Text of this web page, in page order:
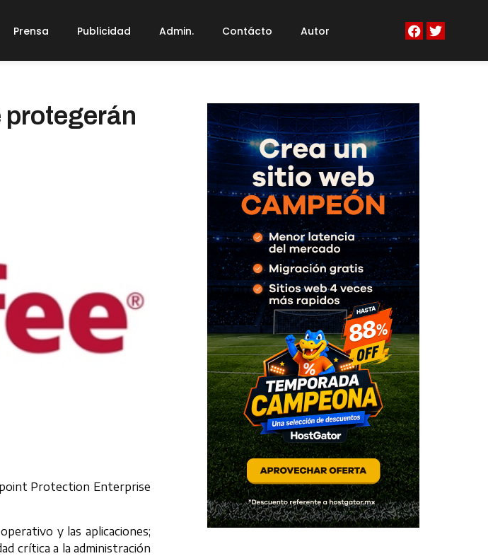
Prensa Publicidad Admin. Contácto Autor
protegerán
Protection Enterprise
y las aplicaciones;
crítica a la administración